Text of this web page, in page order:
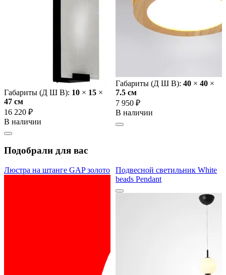
Габариты (Д Ш В): 10 × 15 ×
47 cм
16 220 ₽
В наличии
Габариты (Д Ш В): 40 × 40 ×
7.5 cм
7 950 ₽
В наличии
Подобрали для вас
Люстра на штанге GAP золото
Подвесной светильник White
beads Pendant